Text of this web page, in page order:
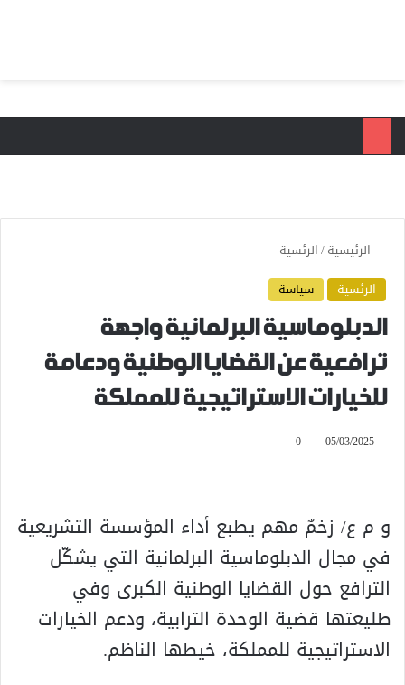
الرئيسية/الرئسية
الرئسية
سياسة
الدبلوماسية البرلمانية واجهة
ترافعية عن القضايا الوطنية ودعامة
للخيارات الاستراتيجية للمملكة
05/03/2025
0
و م ع/ زخمٌ مهم يطبع أداء المؤسسة التشريعية
في مجال الدبلوماسية البرلمانية التي يشكّل
الترافع حول القضايا الوطنية الكبرى وفي
طليعتها قضية الوحدة الترابية، ودعم الخيارات
الاستراتيجية للمملكة، خيطها الناظم.